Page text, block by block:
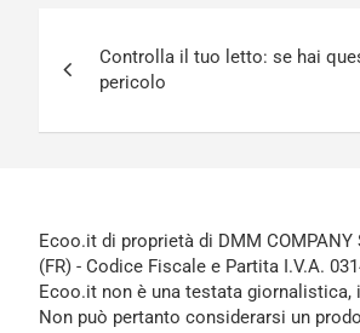
articoli
Controlla il tuo letto: se hai
pericolo
Ecoo.it di proprietà di DMM
(FR) - Codice Fiscale e Partita I.V.A.
Ecoo.it non è una testata
Non può pertanto considerarsi un